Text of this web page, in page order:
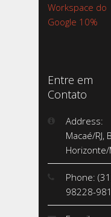
Workspace do
Google 10%
Entre em
Contato
Address:
Macaé/RJ,
Horizonte/
Phone:
98228-